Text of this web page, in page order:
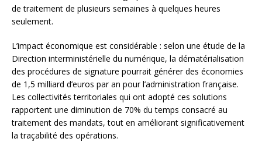
de traitement de plusieurs semaines à quelques heures
seulement.
L’impact économique est considérable : selon une étude de la
Direction interministérielle du numérique, la dématérialisation
des procédures de signature pourrait générer des économies
de 1,5 milliard d’euros par an pour l’administration française.
Les collectivités territoriales qui ont adopté ces solutions
rapportent une diminution de 70% du temps consacré au
traitement des mandats, tout en améliorant significativement
la traçabilité des opérations.